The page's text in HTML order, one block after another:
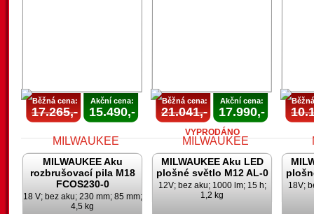
Běžná cena:
17.265,-
Akční cena:
15.490,-
Běžná cena:
21.041,-
Akční cena:
17.990,-
VYPRODÁNO
MILWAUKEE Aku
rozbrušovací pila M18
FCOS230-0
18 V; bez aku; 230 mm; 85 mm;
4,5 kg
MILWAUKEE Aku LED
plošné světlo M12 AL-0
12V; bez aku; 1000 lm; 15 h;
1,2 kg
18V;